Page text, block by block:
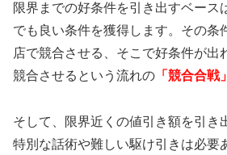
限界までの好条件を引き出すベース
でも良い条件を獲得します。その条
店で競合させる、そこで好条件が出
競合させるという流れの 「競合合戦」
そして、限界近くの値引き額を引き
特別な話術や難しい駆け引きは必要